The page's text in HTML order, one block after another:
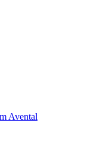
Avental